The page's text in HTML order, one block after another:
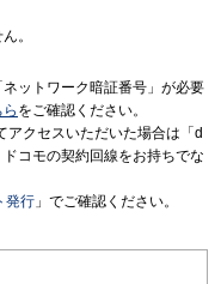
。
ットワーク暗証番号」が必要
をご確認ください。
アクセスいただいた場合は「d
コモの契約回線をお持ちでな
発行 」でご確認ください。